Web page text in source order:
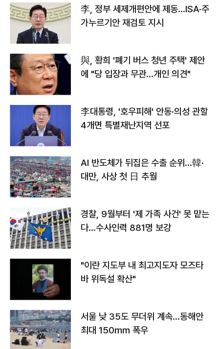
李, 정부 세제개편안에 제동…ISA·주
가누르기안 재검토 지시
與, 황희 '폐기 버스 청년 주택' 제안
에 "당 입장과 무관…개인 의견"
李대통령, '호우피해' 안동·의성 관할
4개면 특별재난지역 선포
AI 반도체가 뒤집은 수출 순위…韓·
대만, 사상 첫 日 추월
경찰, 9월부터 '제 가족 사건' 못 맡는
다…수사인력 881명 보강
"이란 지도부 내 최고지도자 모즈타
바 위독설 확산"
서울 낮 35도 무더위 계속…동해안
최대 150㎜ 폭우